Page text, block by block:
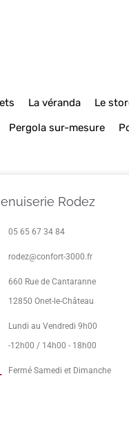
La véranda Le
Pergola sur-mesure
Rodez
05 65 67 34 84
rodez@confort-3000.fr
660 Rue de Cantaranne
12850 Onet-le-Château
Lundi au Vendredi 9h00
-12h00 / 14h00 - 18h00
Fermé Samedi et Dimanche